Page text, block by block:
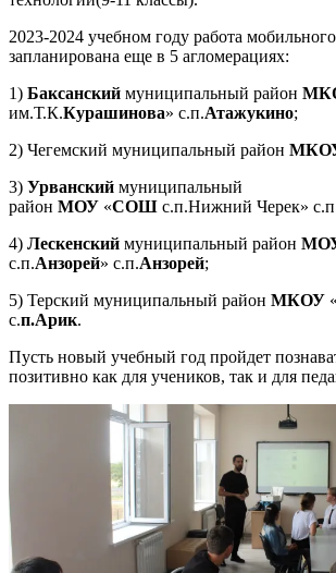
2023-2024 учебном году работа
запланирована еще в 5 агломерациях:
1) Баксанский муниципальный район
им.Т.К.Курашинова» с.п.Атажукино;
2) Чегемский муниципальный район
3) Урванский муниципальный
район МОУ «СОШ с.п.Нижний Черек»
4) Лескенский муниципальный район
с.п.Анзорей» с.п.Анзорей;
5) Терский муниципальный район МКОУ «
с.п.Арик.
Пусть новый учебный год пройдет
позитивно как для учеников, так и для